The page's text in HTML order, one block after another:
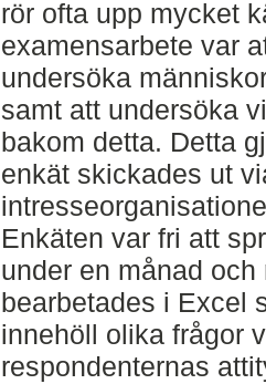
rör ofta upp mycket
examensarbete var
undersöka
samt att undersöka
bakom detta. Detta
enkät skickades ut
Enkäten var fri att
under en månad
bearbetades i Excel
innehöll olika frågor
respondenternas